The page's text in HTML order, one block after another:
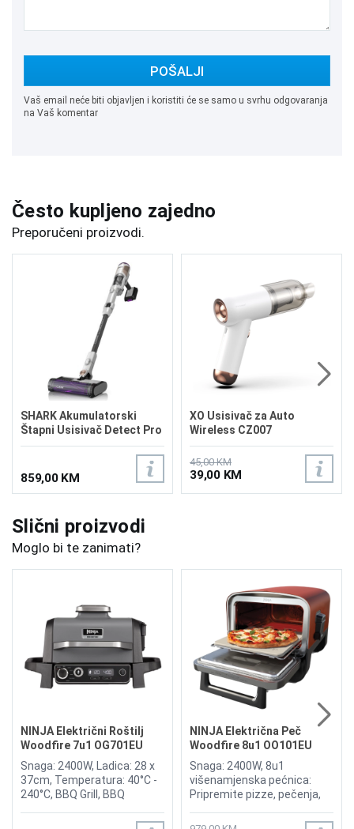
POŠALJI
Vaš email neće biti objavljen i koristiti će se samo u svrhu odgovaranja
na Vaš komentar
Često kupljeno zajedno
Preporučeni proizvodi.
SHARK Akumulatorski
Štapni Usisivač Detect Pro
IW1611EU
859,00 KM
XO Usisivač za Auto
Wireless CZ007
45,00 KM
39,00 KM
Slični proizvodi
Moglo bi te zanimati?
NINJA Električni Roštilj
Woodfire 7u1 OG701EU
Snaga: 2400W, Ladica: 28 x
37cm, Temperatura: 40°C -
240°C, BBQ Grill, BBQ
otvorenom, Ninja Woodfire
NINJA Električna Peč
Woodfire 8u1 OO101EU
Snaga: 2400W, 8u1
višenamjenska pećnica:
Pripremite pizze, pečenja,
grickalice i još mnogo toga